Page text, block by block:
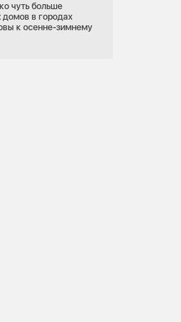
чуть больше
в городах
к осенне-зимнему